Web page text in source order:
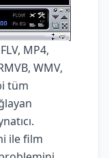
MP4,
WMV,
tüm
ile film